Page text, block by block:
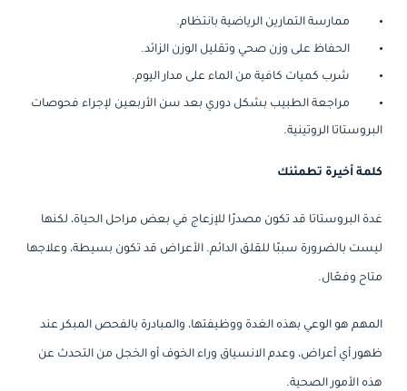
ممارسة التمارين الرياضية بانتظام.
الحفاظ على وزن صحي وتقليل الوزن الزائد.
شرب كميات كافية من الماء على مدار اليوم.
مراجعة الطبيب بشكل دوري بعد سن الأربعين لإجراء فحوصات
البروستاتا الروتينية.
كلمة أخيرة تطمئنك
غدة البروستاتا قد تكون مصدرًا للإزعاج في بعض مراحل الحياة، لكنها
ليست بالضرورة سببًا للقلق الدائم. الأعراض قد تكون بسيطة، وعلاجها
متاح وفعّال.
المهم هو الوعي بهذه الغدة ووظيفتها، والمبادرة بالفحص المبكر عند
ظهور أي أعراض، وعدم الانسياق وراء الخوف أو الخجل من التحدث عن
هذه الأمور الصحية.